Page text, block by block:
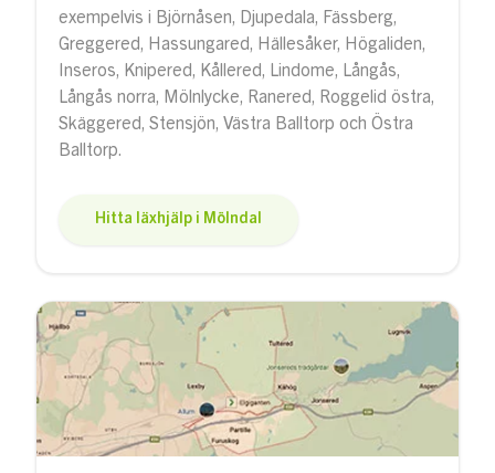
exempelvis i Björnåsen, Djupedala, Fässberg,
Greggered, Hassungared, Hällesåker, Högaliden,
Inseros, Knipered, Kållered, Lindome, Långås,
Långås norra, Mölnlycke, Ranered, Roggelid östra,
Skäggered, Stensjön, Västra Balltorp och Östra
Balltorp.
Hitta läxhjälp i Mölndal